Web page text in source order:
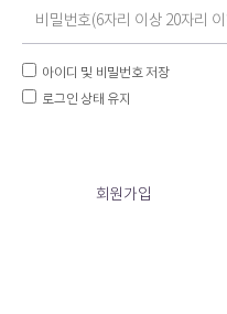
아이디 및 비밀번호 저장
로그인 상태 유지
회원가입